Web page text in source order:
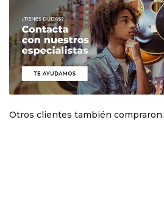
Otros clientes también compraron: